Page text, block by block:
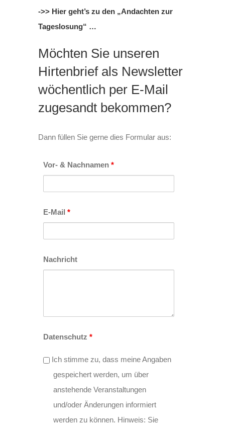
->> Hier geht’s zu den „Andachten zur
Tageslosung“ …
Möchten Sie unseren
Hirtenbrief als Newsletter
wöchentlich per E-Mail
zugesandt bekommen?
Dann füllen Sie gerne dies Formular aus:
Vor- & Nachnamen*
E-Mail*
Nachricht
Datenschutz*
Ich stimme zu, dass meine Angaben
gespeichert werden, um über
anstehende Veranstaltungen
und/oder Änderungen informiert
werden zu können. Hinweis: Sie